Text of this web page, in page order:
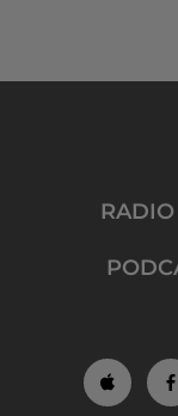
RADIO